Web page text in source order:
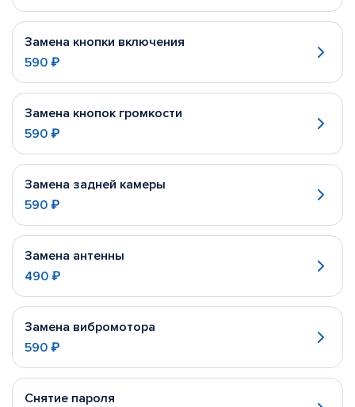
Замена кнопки включения
590 ₽
Замена кнопок громкости
590 ₽
Замена задней камеры
590 ₽
Замена антенны
490 ₽
Замена вибромотора
590 ₽
Снятие пароля